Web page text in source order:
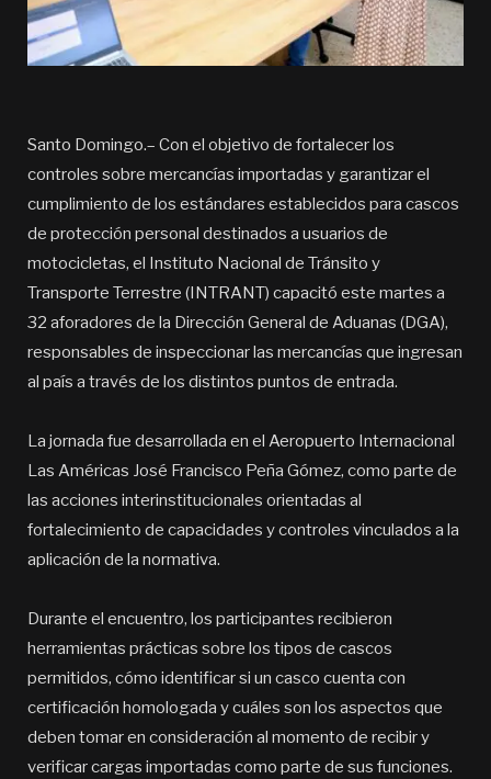
Santo Domingo.– Con el objetivo de fortalecer los
controles sobre mercancías importadas y garantizar el
cumplimiento de los estándares establecidos para cascos
de protección personal destinados a usuarios de
motocicletas, el Instituto Nacional de Tránsito y
Transporte Terrestre (INTRANT) capacitó este martes a
32 aforadores de la Dirección General de Aduanas (DGA),
responsables de inspeccionar las mercancías que ingresan
al país a través de los distintos puntos de entrada.
La jornada fue desarrollada en el Aeropuerto Internacional
Las Américas José Francisco Peña Gómez, como parte de
las acciones interinstitucionales orientadas al
fortalecimiento de capacidades y controles vinculados a la
aplicación de la normativa.
Durante el encuentro, los participantes recibieron
herramientas prácticas sobre los tipos de cascos
permitidos, cómo identificar si un casco cuenta con
certificación homologada y cuáles son los aspectos que
deben tomar en consideración al momento de recibir y
verificar cargas importadas como parte de sus funciones.